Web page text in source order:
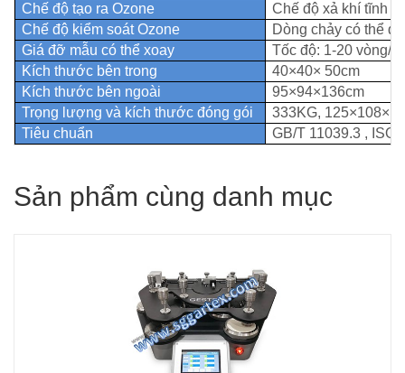
Chếđộtạo raOzone
Chế độ xả khí tĩnh
Chếđộ kiểmsoátOzone
Dòng chảy có thể
Giá đỡ mẫu có thể xoay
Tốc độ: 1-20 vòng/
Kích thước bên trong
40×40× 50cm
Kích thước bên ngoài
95×94×136cm
Trọng lượng và kích thước đóng gói
333KG,
Tiêu chuẩn
GB/T 11039.3 , ISO
Sản phẩm cùng danh mục